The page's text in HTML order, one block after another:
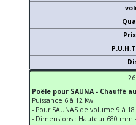
Poêle pour SAUNA - Chauffé
Puissance 6 à 12 Kw
- Pour SAUNAS de volume 9 à
- Dimensions : Hauteur 680 mm